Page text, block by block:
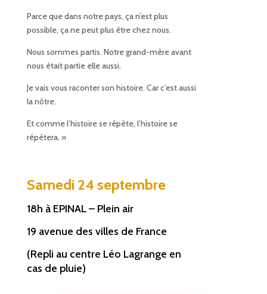
Parce que dans notre pays, ça n’est plus
possible, ça ne peut plus être chez nous.
Nous sommes partis. Notre grand-mère avant
nous était partie elle aussi.
Je vais vous raconter son histoire. Car c’est aussi
la nôtre.
Et comme l’histoire se répète, l’histoire se
répétera. »
Samedi 24 septembre
18h à EPINAL – Plein air
19 avenue des villes de France
(Repli au centre Léo Lagrange en
cas de pluie)